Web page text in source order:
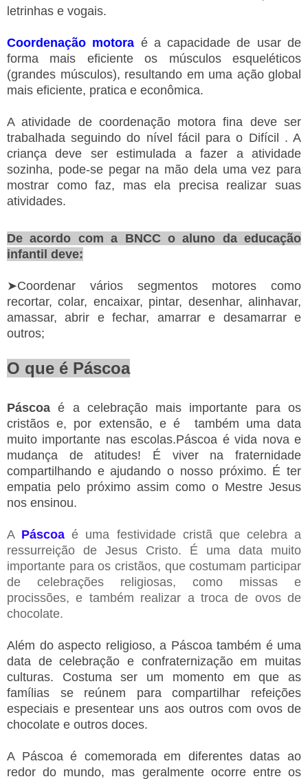
letrinhas e vogais.
Coordenação motora é a capacidade de usar de
forma mais eficiente os músculos esqueléticos
(grandes músculos), resultando em uma ação global
mais eficiente, pratica e econômica.
A atividade de coordenação motora fina deve ser
trabalhada seguindo do nível fácil para o Difícil . A
criança deve ser estimulada a fazer a atividade
sozinha, pode-se pegar na mão dela uma vez para
mostrar como faz, mas ela precisa realizar suas
atividades.
De acordo com a BNCC o aluno da educação
infantil deve:
➤Coordenar vários segmentos motores como
recortar, colar, encaixar, pintar, desenhar, alinhavar,
amassar, abrir e fechar, amarrar e desamarrar e
outros;
O que é Páscoa
Páscoa é a celebração mais importante para os
cristãos e, por extensão, e é também uma data
muito importante nas escolas.Páscoa é vida nova e
mudança de atitudes! É viver na fraternidade
compartilhando e ajudando o nosso próximo. É ter
empatia pelo próximo assim como o Mestre Jesus
nos ensinou.
A Páscoa é uma festividade cristã que celebra a
ressurreição de Jesus Cristo. É uma data muito
importante para os cristãos, que costumam participar
de celebrações religiosas, como missas e
procissões, e também realizar a troca de ovos de
chocolate.
Além do aspecto religioso, a Páscoa também é uma
data de celebração e confraternização em muitas
culturas. Costuma ser um momento em que as
famílias se reúnem para compartilhar refeições
especiais e presentear uns aos outros com ovos de
chocolate e outros doces.
A Páscoa é comemorada em diferentes datas ao
redor do mundo, mas geralmente ocorre entre os